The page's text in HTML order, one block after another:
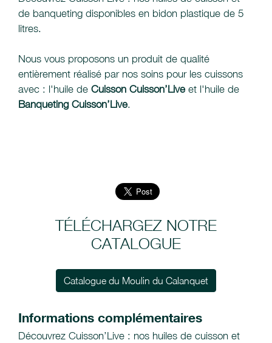
de banqueting disponibles en bidon plastique de 5
litres.
Nous vous proposons un produit de qualité
entièrement réalisé par nos soins pour les cuissons
avec : l'huile de Cuisson Cuisson’Live et l'huile de
Banqueting Cuisson’Live.
TÉLÉCHARGEZ NOTRE
CATALOGUE
Catalogue du Moulin du Calanquet
Informations complémentaires
Découvrez Cuisson’Live : nos huiles de cuisson et